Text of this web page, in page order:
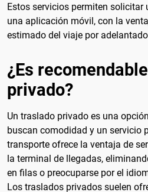
Estos servicios permiten solicitar
una aplicación móvil, con la
estimado del viaje por
¿Es
privado?
Un traslado privado es una
buscan comodidad y un servicio
transporte ofrece la ventaja de
la terminal de llegadas,
en filas o preocuparse por el
Los traslados privados suelen